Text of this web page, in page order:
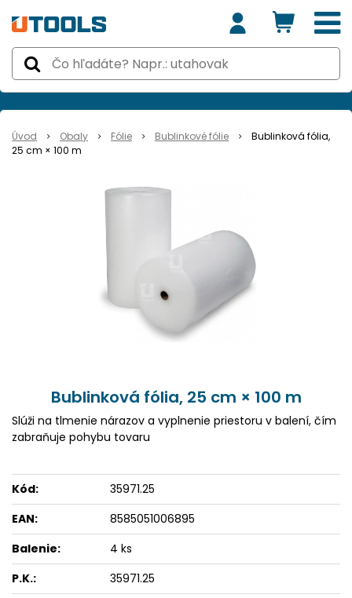
Úvod Obaly Fólie Bublinkové fólie
Bublinková fólia,
25 cm × 100 m
Bublinková fólia, 25 cm × 100 m
Slúži na tlmenie nárazov a vyplnenie priestoru v balení, čím
zabraňuje pohybu tovaru
Kód:
35971.25
EAN:
8585051006895
Balenie:
4 ks
P.K.:
35971.25